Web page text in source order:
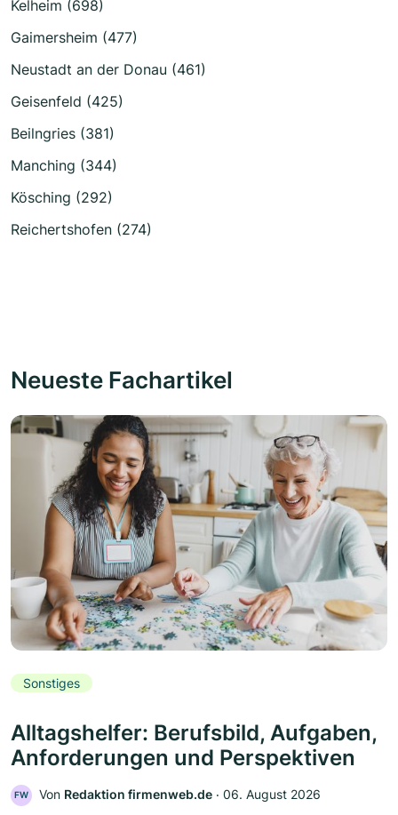
Kelheim (698)
Gaimersheim (477)
Neustadt an der Donau (461)
Geisenfeld (425)
Beilngries (381)
Manching (344)
Kösching (292)
Reichertshofen (274)
Neueste Fachartikel
Sonstiges
Alltagshelfer: Berufsbild, Aufgaben,
Anforderungen und Perspektiven
FW Von Redaktion firmenweb.de ‧ 06. August 2026